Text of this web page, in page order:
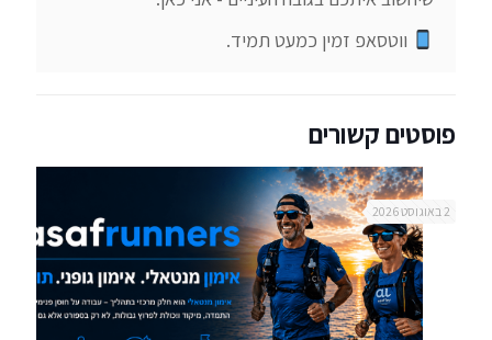
ווטסאפ זמין כמעט תמיד.
פוסטים קשורים
2 באוגוסט 2026